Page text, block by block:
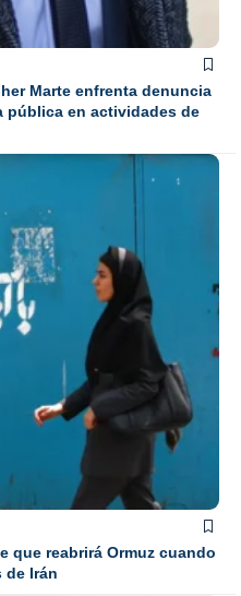
Marte enfrenta denuncia
pública en actividades de
que reabrirá Ormuz cuando
de Irán